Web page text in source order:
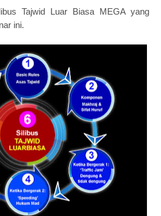
Tajwid Luar Biasa MEGA yang
ini.